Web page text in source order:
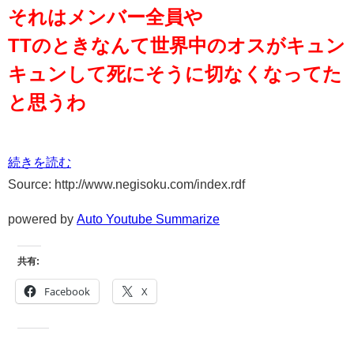
それはメンバー全員や
TTのときなんて世界中のオスがキュン
キュンして死にそうに切なくなってた
と思うわ
続きを読む
Source: http://www.negisoku.com/index.rdf
powered by Auto Youtube Summarize
共有:
Facebook X